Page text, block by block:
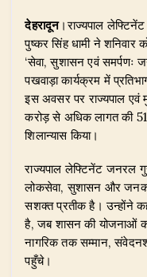
देहरादून।राज्यपाल
पुष्कर सिंह धामी ने
‘सेवा, सुशासन एवं समर्पणः
पखवाड़ा कार्यक्रम में
इस अवसर पर राज्यपाल एवं
करोड़ से अधिक लागत की 51
शिलान्यास किया।
​राज्यपाल लेफ्टिनेंट जनरल
लोकसेवा, सुशासन और
सशक्त प्रतीक है। उन्होंने
है, जब शासन की योजनाओं
नागरिक तक सम्मान,
पहुँचे।